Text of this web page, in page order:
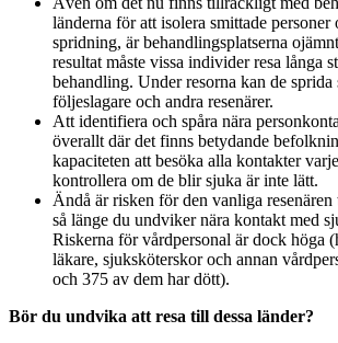
länderna för att isolera smittade personer
spridning, är behandlingsplatserna
resultat måste vissa individer resa långa
behandling. Under resorna kan de
följeslagare och andra resenärer.
Att identifiera och spåra nära
överallt där det finns betydande
kapaciteten att besöka alla kontakter
kontrollera om de blir sjuka är inte lätt.
Ändå är risken för den vanliga resenären
så länge du undviker nära kontakt med
Riskerna för vårdpersonal är dock höga
läkare, sjuksköterskor och annan
och 375 av dem har dött).
Bör du undvika att resa till dessa länder?